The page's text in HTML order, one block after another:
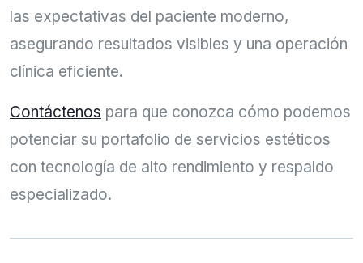
las expectativas del paciente moderno,
asegurando resultados visibles y una operación
clínica eficiente.
Contáctenos para que conozca cómo podemos
potenciar su portafolio de servicios estéticos
con tecnología de alto rendimiento y respaldo
especializado.